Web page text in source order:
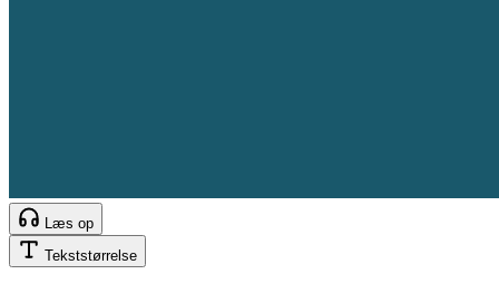
Læs op
Tekststørrelse